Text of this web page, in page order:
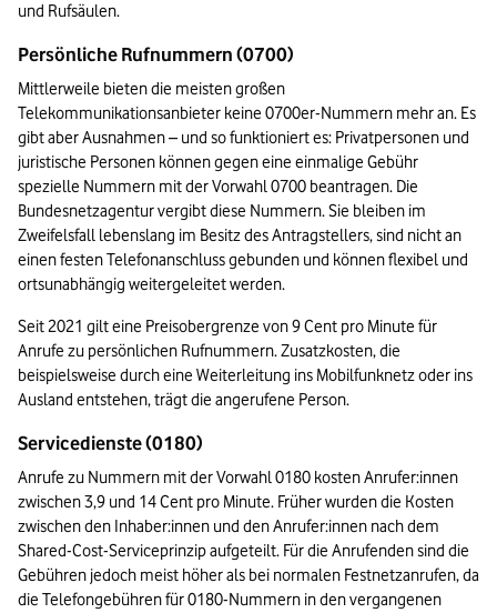
und Rufsäulen.
Persönliche Rufnummern (0700)
Mittlerweile bieten die meisten großen
Telekommunikationsanbieter keine 0700er-Nummern mehr an. Es
gibt aber Ausnahmen – und so funktioniert es: Privatpersonen und
juristische Personen können gegen eine einmalige Gebühr
spezielle Nummern mit der Vorwahl 0700 beantragen. Die
Bundesnetzagentur vergibt diese Nummern. Sie bleiben im
Zweifelsfall lebenslang im Besitz des Antragstellers, sind nicht an
einen festen Telefonanschluss gebunden und können flexibel und
ortsunabhängig weitergeleitet werden.
Seit 2021 gilt eine Preisobergrenze von 9 Cent pro Minute für
Anrufe zu persönlichen Rufnummern. Zusatzkosten, die
beispielsweise durch eine Weiterleitung ins Mobilfunknetz oder ins
Ausland entstehen, trägt die angerufene Person.
Servicedienste (0180)
Anrufe zu Nummern mit der Vorwahl 0180 kosten Anrufer:innen
zwischen 3,9 und 14 Cent pro Minute. Früher wurden die Kosten
zwischen den Inhaber:innen und den Anrufer:innen nach dem
Shared-Cost-Serviceprinzip aufgeteilt. Für die Anrufenden sind die
Gebühren jedoch meist höher als bei normalen Festnetzanrufen, da
die Telefongebühren für 0180-Nummern in den vergangenen